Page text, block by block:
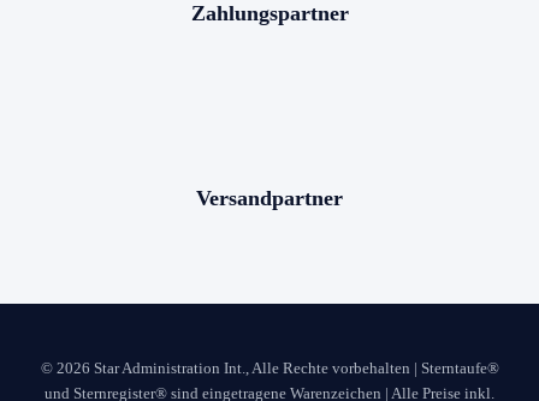
Zahlungspartner
Versandpartner
© 2026 Star Administration Int., Alle Rechte vorbehalten | Sterntaufe®
und Sternregister® sind eingetragene Warenzeichen | Alle Preise inkl.